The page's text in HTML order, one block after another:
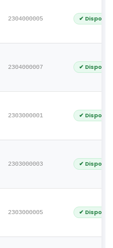
2304000005 ✔
2304000007 ✔
2303000001 ✔
2303000003 ✔
2303000005 ✔